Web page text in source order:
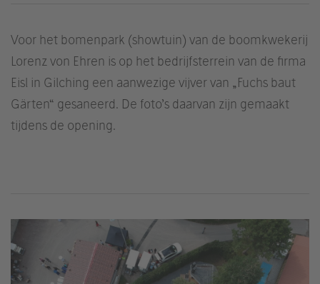
Voor het bomenpark (showtuin) van de boomkwekerij
Lorenz von Ehren is op het bedrijfsterrein van de firma
Eisl in Gilching een aanwezige vijver van „Fuchs baut
Gärten“ gesaneerd. De foto’s daarvan zijn gemaakt
tijdens de opening.